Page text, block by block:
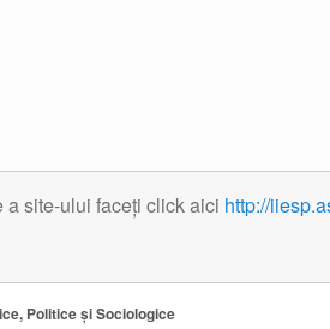
site-ului faceți click aici http://
Politice și Sociologice